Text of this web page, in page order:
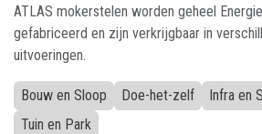
ATLAS mokerstelen worden geheel
gefabriceerd en zijn verkrijgbaar in
uitvoeringen.
Bouw en Sloop Doe-het-zelf
Infra en
Tuin en Park